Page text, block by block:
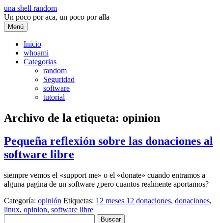
Saltar
al
contenido
una shell random
Un poco por aca, un poco por alla
Menú
Inicio
whoami
Categorias
random
Seguridad
software
tutorial
Archivo de la etiqueta: opinion
Pequeña reflexión sobre las donaciones al
software libre
siempre vemos el «support me» o el «donate» cuando entramos a
alguna pagina de un software ¿pero cuantos realmente aportamos?
Categoría: opinión Etiquetas: 12 meses 12 donaciones, donaciones,
linux, opinion, software libre